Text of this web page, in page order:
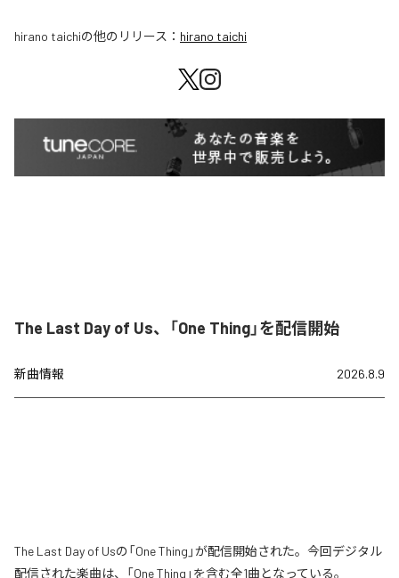
hirano taichiの他のリリース： hirano taichi
The Last Day of Us、「One Thing」を配信開始
新曲情報 2026.8.9
The Last Day of Usの「One Thing」が配信開始された。今回デジタル
配信された楽曲は、「One Thing」を含む全1曲となっている。